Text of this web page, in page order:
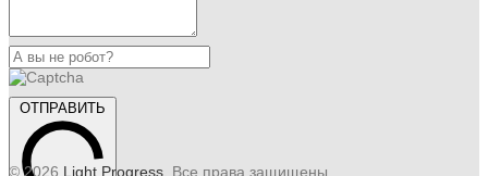
ОТПРАВИТЬ
© 2026 Light Progress . Все права защищены